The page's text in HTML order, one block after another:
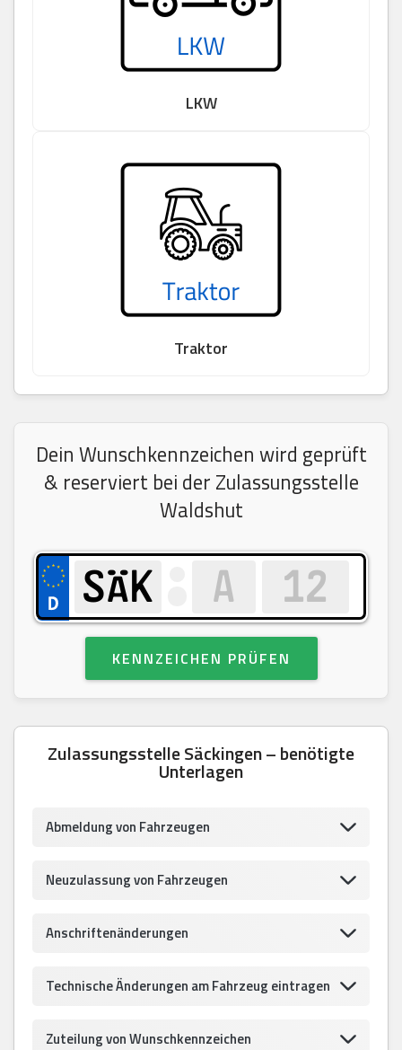
LKW
Traktor
Dein Wunschkennzeichen wird geprüft
& reserviert bei der Zulassungsstelle
Waldshut
KENNZEICHEN PRÜFEN
Zulassungsstelle Säckingen – benötigte
Unterlagen
Abmeldung von Fahrzeugen
Neuzulassung von Fahrzeugen
Anschriftenänderungen
Technische Änderungen am Fahrzeug eintragen
Zuteilung von Wunschkennzeichen